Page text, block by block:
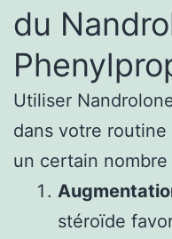
du
Utiliser
dans votre
un certain nombre
stéroïde